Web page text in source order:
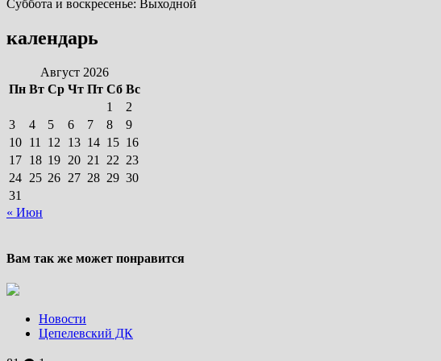
Суббота и воскресенье: Выходной
календарь
Август 2026
Пн Вт Ср Чт Пт Сб Вс
1
2
3
4 5 6 7 8
9
10 11 12 13 14 15 16
17 18 19 20 21 22 23
24 25 26 27 28 29 30
31
« Июн
Вам так же может понравится
Новости
Цепелевский ДК